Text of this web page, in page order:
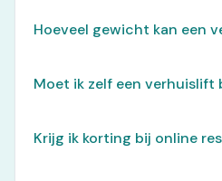
Hoeveel gewicht kan een
Moet ik zelf een verhuislift
Krijg ik korting bij online